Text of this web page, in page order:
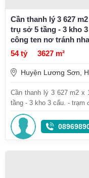
Cần thanh lý 3 627
trụ sở 5 tầng - 3 kho
công ten nơ tránh
54 tỷ
3627 m²
Huyện Lương Sơn,
Cần thanh lý 3 627 m2
tầng - 3 kho 3 cẩu. - trạm